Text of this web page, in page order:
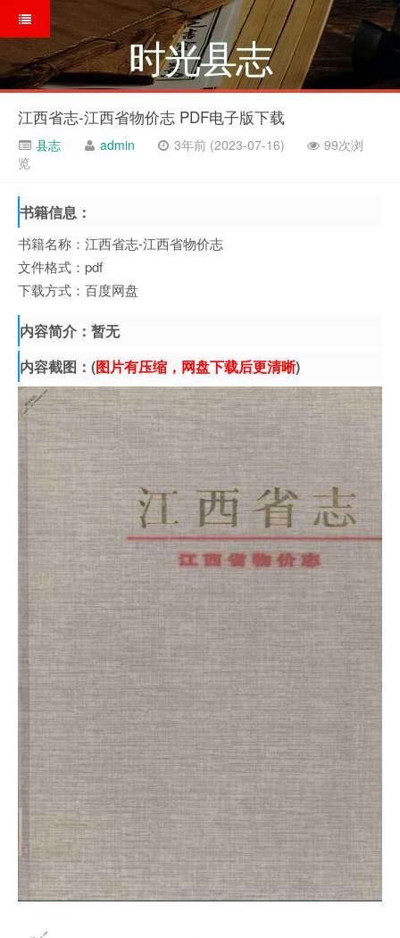
时光县志
江西省志-江西省物价志 PDF电子版下载
县志 admin 3年前 (2023-07-16)
99次浏
览
书籍信息：
书籍名称：江西省志-江西省物价志
文件格式：pdf
下载方式：百度网盘
内容简介：暂无
内容截图：(图片有压缩，网盘下载后更清晰)